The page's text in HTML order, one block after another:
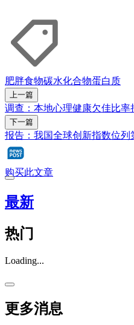
肥胖食物碳水化合物蛋白质
上一篇
调查：本地心理健康欠佳比率
下一篇
报告：我国全球创新指数位列
购买此文章
最新
热门
Loading...
更多消息